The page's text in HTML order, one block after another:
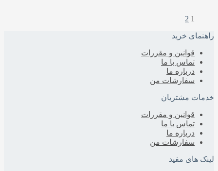
خرید
قوانین و مقررات
تماس با ما
درباره‌ ما
سفارشات من
مشتریان
قوانین و مقررات
تماس با ما
درباره‌ ما
سفارشات من
های مفید